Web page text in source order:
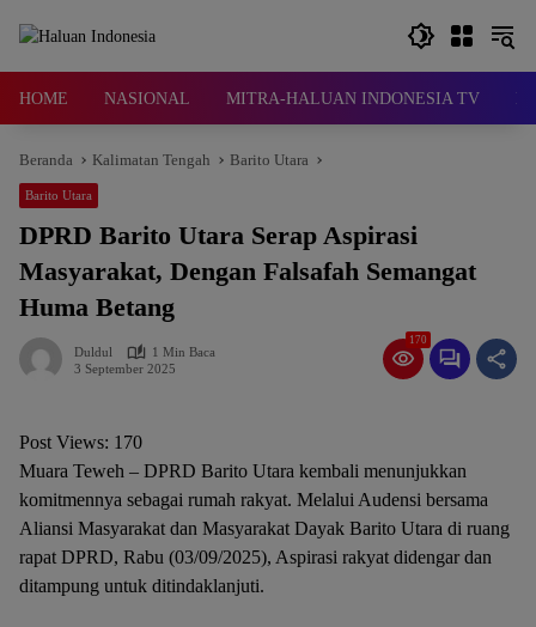
HOME NASIONAL MITRA-HALUAN INDONESIA TV
Beranda Kalimatan Tengah Barito Utara
Barito Utara
DPRD Barito Utara Serap Aspirasi
Masyarakat, Dengan Falsafah Semangat
Huma Betang
Duldul
1 Min Baca
3 September 2025
170
Post Views: 170
Muara Teweh – DPRD Barito Utara kembali menunjukkan
komitmennya sebagai rumah rakyat. Melalui Audensi bersama
Aliansi Masyarakat dan Masyarakat Dayak Barito Utara di ruang
rapat DPRD, Rabu (03/09/2025), Aspirasi rakyat didengar dan
ditampung untuk ditindaklanjuti.